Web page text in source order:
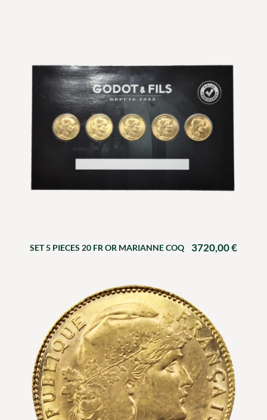
SET 5 PIECES 20 FR OR MARIANNE COQ 3720,00€